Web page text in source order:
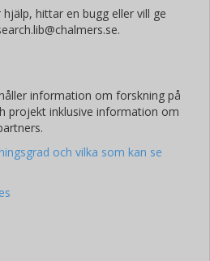
hittar en bugg eller vill ge
information om forskning på
projekt inklusive information om
och vilka som kan se